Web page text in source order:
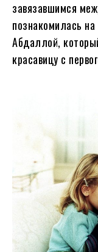
завязавшимся
познакомилась
Абдаллой,
красавицу с